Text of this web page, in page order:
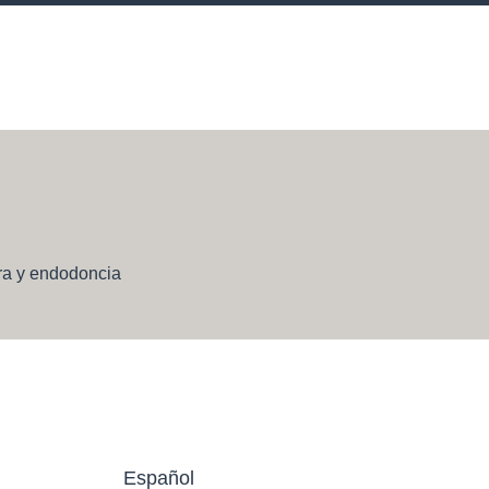
y endodoncia
Español